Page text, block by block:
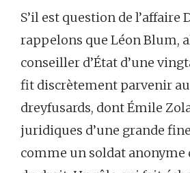
S’il est question de l’affaire
rappelons que Léon Blum,
conseiller d’État d’une
fit discrètement parvenir
dreyfusards, dont Émile
juridiques d’une grande
comme un soldat anonyme